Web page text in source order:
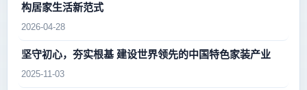
构居家生活新范式
2026-04-28
坚守初心，夯实根基 建设世界领先的中国特色家装产业
2025-11-03